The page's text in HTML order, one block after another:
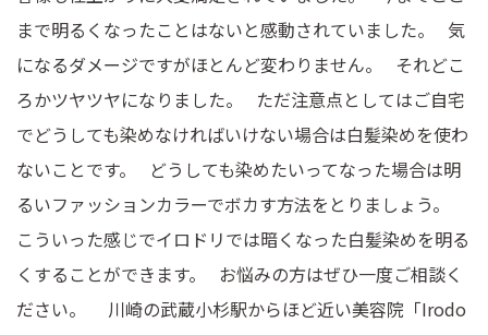
まで明るくなったことはないと感動されていました。 気
になるダメージですがほとんど変わりません。 それどこ
ろかツヤツヤになりました。 ただ注意点としてはご自宅
でどうしても染めなければいけない場合は白髪染めを使わ
ないことです。 どうしても染めたいってなった場合は明
るいファッションカラーでボカす方法をとりましょう。
こういった感じでイロドリでは暗くなった白髪染めを明る
くすることができます。 お悩みの方はぜひ一度ご相談く
ださい。 川崎の武蔵小杉駅からほど近い美容院「Irodo